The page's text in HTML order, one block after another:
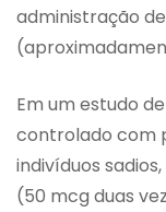
administração
Em um estudo
controlado com
indivíduos
(50 mcg duas